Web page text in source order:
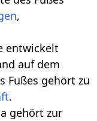
,
entwickelt
auf dem
Fußes gehört zu
.
gehört zur